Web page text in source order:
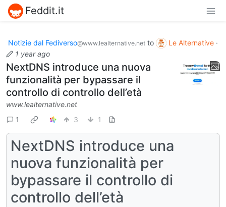
Feddit.it
Notizie dal Fediverso@www.lealternative.net to Le Alternative ·
1 year ago
NextDNS introduce una nuova
funzionalità per bypassare il
controllo di controllo dell’età
www.lealternative.net
1
3 1
NextDNS introduce una
nuova funzionalità per
bypassare il controllo di
controllo dell’età